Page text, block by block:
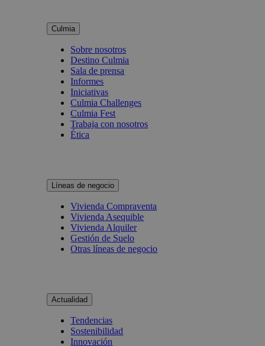
Culmia
Sobre nosotros
Destino Culmia
Sala de prensa
Informes
Iniciativas
Culmia Challenges
Culmia Fest
Trabaja con nosotros
Ética
Líneas de negocio
Vivienda Compraventa
Vivienda Asequible
Vivienda Alquiler
Gestión de Suelo
Otras líneas de negocio
Actualidad
Tendencias
Sostenibilidad
Innovación